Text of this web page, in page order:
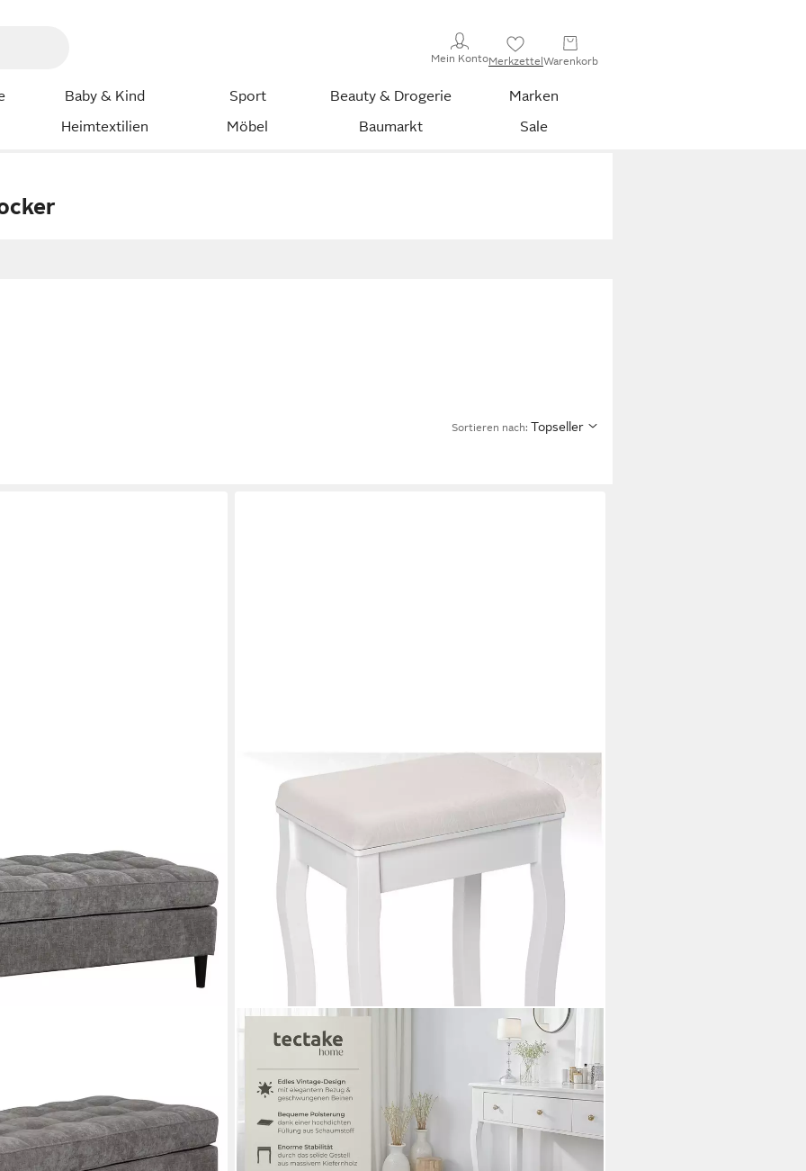
Mein KontoMerkzettelWarenkorb
Baby & Kind Sport Beauty & Drogerie
Marken
Heimtextilien Möbel Baumarkt Sale
Sortieren nach: Topseller